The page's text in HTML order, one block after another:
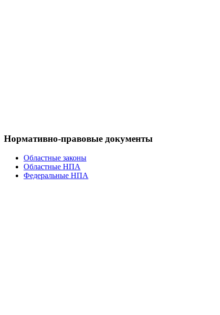
Нормативно-правовые документы
Областные законы
Областные НПА
Федеральные НПА